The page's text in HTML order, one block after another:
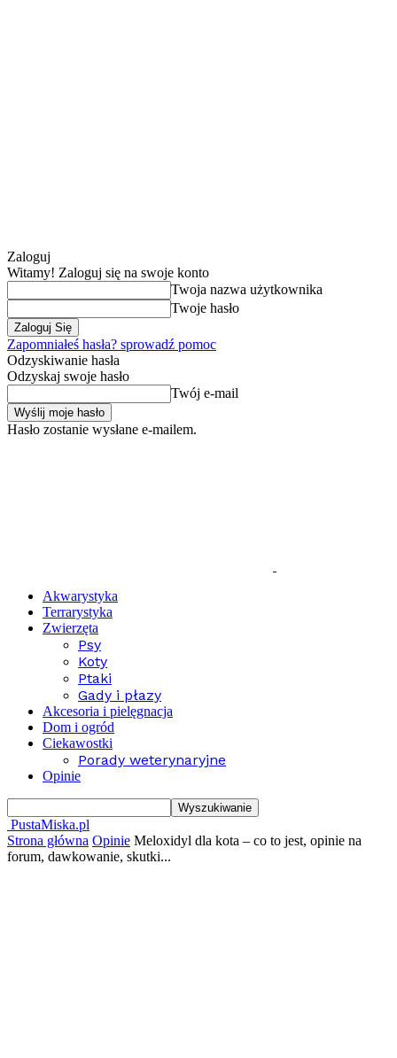
Zaloguj
Witamy! Zaloguj się na swoje konto
Twoja nazwa użytkownika
Twoje hasło
Zapomniałeś hasła? sprowadź pomoc
Odzyskiwanie hasła
Odzyskaj swoje hasło
Twój e-mail
Hasło zostanie wysłane e-mailem.
Akwarystyka
Terrarystyka
Zwierzęta
Psy
Koty
Ptaki
Gady i płazy
Akcesoria i pielęgnacja
Dom i ogród
Ciekawostki
Porady weterynaryjne
Opinie
PustaMiska.pl
Strona główna Opinie Meloxidyl dla kota – co to jest, opinie na
forum, dawkowanie, skutki...